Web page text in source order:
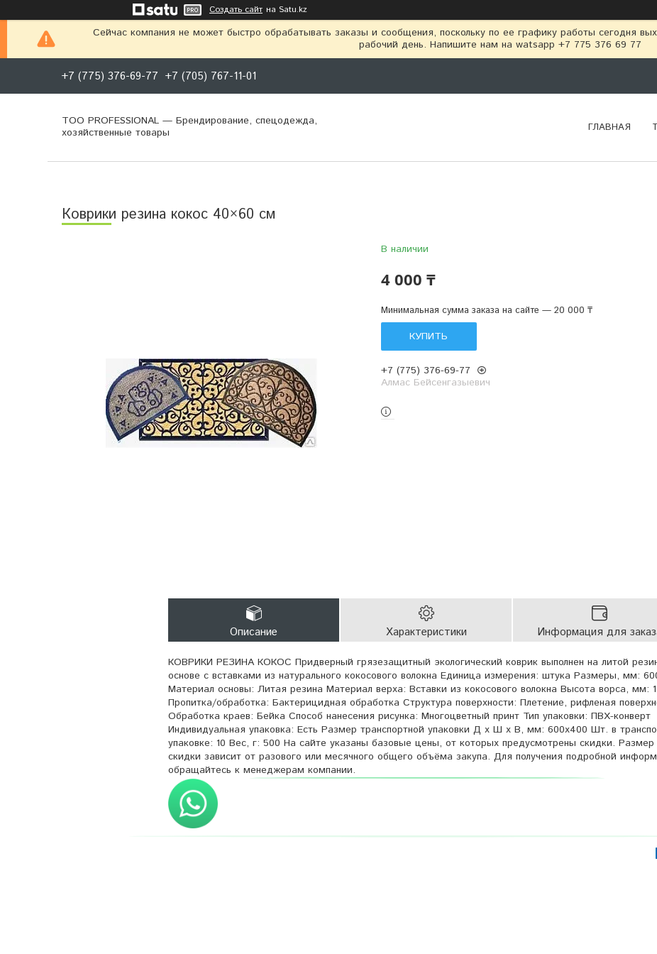
Создать сайт на Satu.kz
Сейчас компания не может быстро обрабатывать заказы и сообщения, поскольку по ее графику работы сегодня
рабочий день. Напишите нам на watsapp +7 775 376 69 77
+7 (775) 376-69-77 +7 (705) 767-11-01
ТОО PROFESSIONAL — Брендирование, спецодежда,
хозяйственные товары
ГЛАВНАЯ
Коврики резина кокос 40×60 см
В наличии
4 000 ₸
Минимальная сумма заказа на сайте — 20 000 ₸
КУПИТЬ
+7 (775) 376-69-77
Алмас Бейсенгазыевич
Описание Характеристики Информация для
КОВРИКИ РЕЗИНА КОКОС Придверный грязезащитный экологический коврик выполнен на литой
основе с вставками из натурального кокосового волокна Единица измерения: штука Размеры, мм:
Материал основы: Литая резина Материал верха: Вставки из кокосового волокна Высота ворса, мм:
Пропитка/обработка: Бактерицидная обработка Структура поверхности: Плетение, рифленая
Обработка краев: Бейка Способ нанесения рисунка: Многоцветный принт Тип упаковки: ПВХ-конверт
Индивидуальная упаковка: Есть Размер транспортной упаковки Д х Ш х В, мм: 600х400 Шт. в
упаковке: 10 Вес, г: 500 На сайте указаны базовые цены, от которых предусмотрены скидки. Размер
скидки зависит от разового или месячного общего объёма закупа. Для получения подробной
обращайтесь к менеджерам компании.